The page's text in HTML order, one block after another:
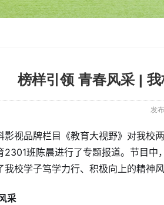
榜样引领 青春风采 |
发
影视品牌栏目《教育大视野》对我
2301班陈晨进行了专题报道。节目
校学子笃学力行、积极向上的精神风
采